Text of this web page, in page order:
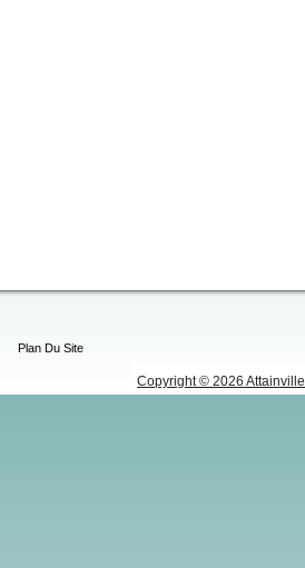
Plan Du Site
Copyright © 2026 Attainville